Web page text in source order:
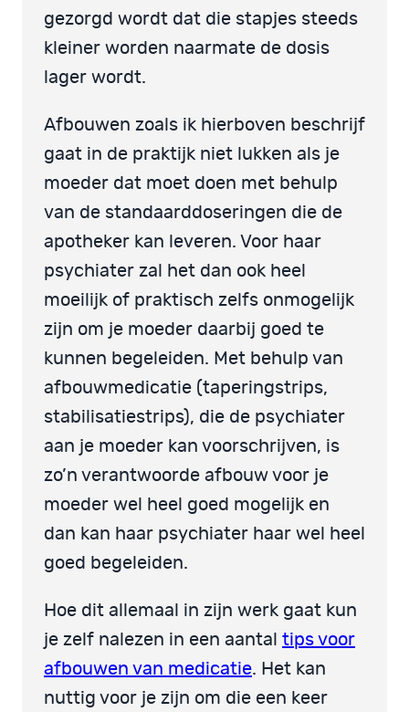
gezorgd wordt dat die stapjes steeds
kleiner worden naarmate de dosis
lager wordt.
Afbouwen zoals ik hierboven beschrijf
gaat in de praktijk niet lukken als je
moeder dat moet doen met behulp
van de standaarddoseringen die de
apotheker kan leveren. Voor haar
psychiater zal het dan ook heel
moeilijk of praktisch zelfs onmogelijk
zijn om je moeder daarbij goed te
kunnen begeleiden. Met behulp van
afbouwmedicatie (taperingstrips,
stabilisatiestrips), die de psychiater
aan je moeder kan voorschrijven, is
zo’n verantwoorde afbouw voor je
moeder wel heel goed mogelijk en
dan kan haar psychiater haar wel heel
goed begeleiden.
Hoe dit allemaal in zijn werk gaat kun
je zelf nalezen in een aantal tips voor
afbouwen van medicatie. Het kan
nuttig voor je zijn om die een keer